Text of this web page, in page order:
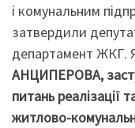
і комунальним
затвердили
департамент ЖКГ.
АНЦИПЕРОВА,
питань реалізації
житлово-